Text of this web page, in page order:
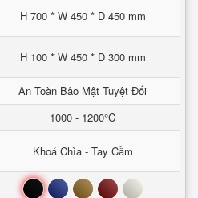
H 700 * W 450 * D 450 mm
H 100 * W 450 * D 300 mm
An Toàn Bảo Mật Tuyệt Đối
1000 - 1200°C
Khoá Chìa - Tay Cầm
Đen Xanh Nâu Đỏ Trắng